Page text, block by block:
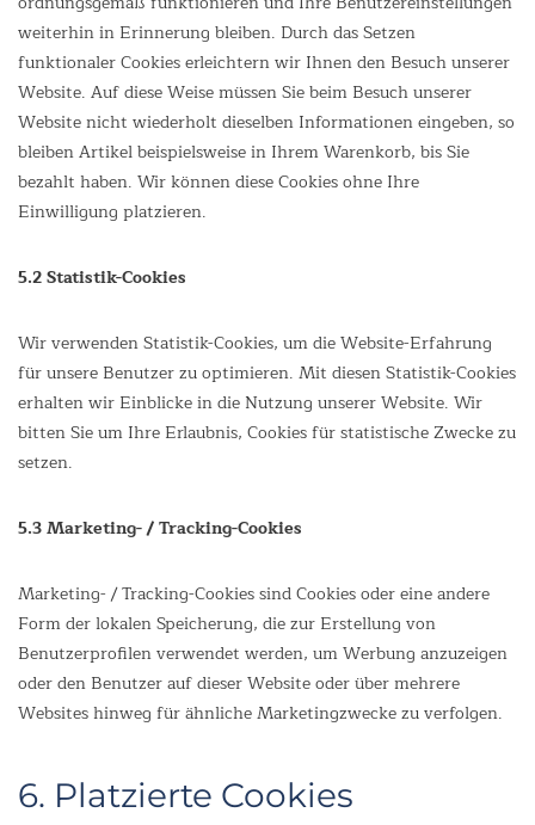
weiterhin in Erinnerung bleiben. Durch das Setzen
funktionaler Cookies erleichtern wir Ihnen den Besuch unserer
Website. Auf diese Weise müssen Sie beim Besuch unserer
Website nicht wiederholt dieselben Informationen eingeben, so
bleiben Artikel beispielsweise in Ihrem Warenkorb, bis Sie
bezahlt haben. Wir können diese Cookies ohne Ihre
Einwilligung platzieren.
5.2 Statistik-Cookies
Wir verwenden Statistik-Cookies, um die Website-Erfahrung
für unsere Benutzer zu optimieren. Mit diesen Statistik-Cookies
erhalten wir Einblicke in die Nutzung unserer Website. Wir
bitten Sie um Ihre Erlaubnis, Cookies für statistische Zwecke zu
setzen.
5.3 Marketing- / Tracking-Cookies
Marketing- / Tracking-Cookies sind Cookies oder eine andere
Form der lokalen Speicherung, die zur Erstellung von
Benutzerprofilen verwendet werden, um Werbung anzuzeigen
oder den Benutzer auf dieser Website oder über mehrere
Websites hinweg für ähnliche Marketingzwecke zu verfolgen.
6. Platzierte Cookies